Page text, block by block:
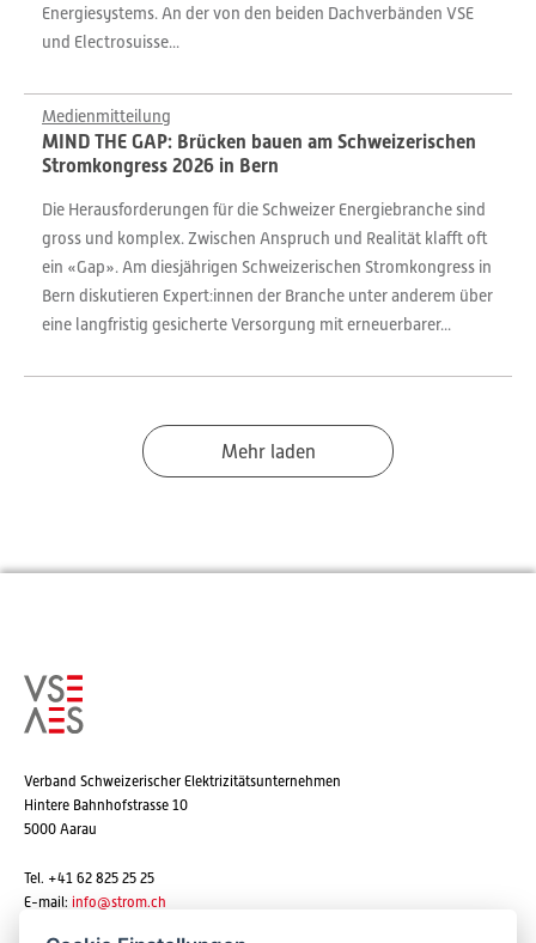
Energiesystems. An der von den beiden Dachverbänden VSE
und Electrosuisse...
Medienmitteilung
MIND THE GAP: Brücken bauen am Schweizerischen
Stromkongress 2026 in Bern
Die Herausforderungen für die Schweizer Energiebranche sind
gross und komplex. Zwischen Anspruch und Realität klafft oft
ein «Gap». Am diesjährigen Schweizerischen Stromkongress in
Bern diskutieren Expert:innen der Branche unter anderem über
eine langfristig gesicherte Versorgung mit erneuerbarer...
Mehr laden
Verband Schweizerischer Elektrizitätsunternehmen
Hintere Bahnhofstrasse 10
5000 Aarau
Tel. +41 62 825 25 25
E-mail: info@strom.ch